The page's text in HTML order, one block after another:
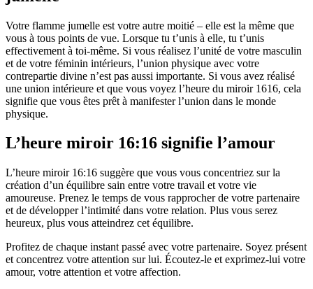
Votre flamme jumelle est votre autre moitié – elle est la même que
vous à tous points de vue. Lorsque tu t’unis à elle, tu t’unis
effectivement à toi-même. Si vous réalisez l’unité de votre masculin
et de votre féminin intérieurs, l’union physique avec votre
contrepartie divine n’est pas aussi importante. Si vous avez réalisé
une union intérieure et que vous voyez l’heure du miroir 1616, cela
signifie que vous êtes prêt à manifester l’union dans le monde
physique.
L’heure miroir 16:16 signifie l’amour
L’heure miroir 16:16 suggère que vous vous concentriez sur la
création d’un équilibre sain entre votre travail et votre vie
amoureuse. Prenez le temps de vous rapprocher de votre partenaire
et de développer l’intimité dans votre relation. Plus vous serez
heureux, plus vous atteindrez cet équilibre.
Profitez de chaque instant passé avec votre partenaire. Soyez présent
et concentrez votre attention sur lui. Écoutez-le et exprimez-lui votre
amour, votre attention et votre affection.